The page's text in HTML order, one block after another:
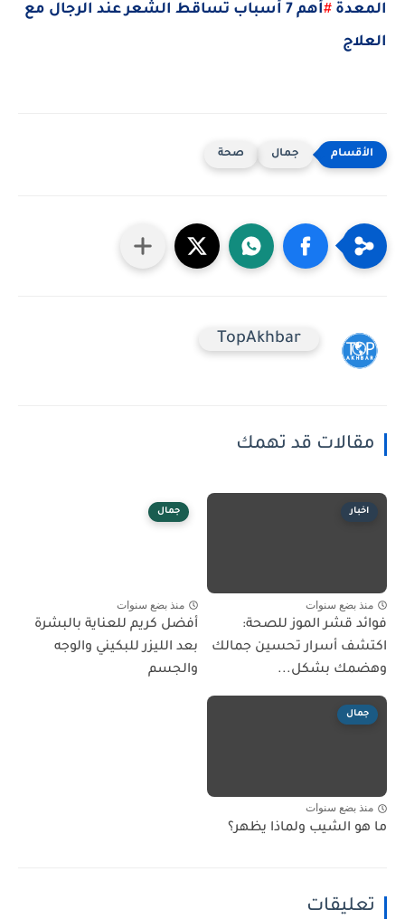
المعدة #
أهم 7 أسباب تساقط الشعر عند الرجال مع
العلاج
جمال صحة
TopAkhbar
مقالات قد تهمك
اخبار
منذ بضع سنوات
فوائد قشر الموز للصحة:
اكتشف أسرار تحسين جمالك
وهضمك بشكل...
جمال
منذ بضع سنوات
أفضل كريم للعناية بالبشرة
بعد الليزر للبكيني والوجه
والجسم
جمال
منذ بضع سنوات
ما هو الشيب ولماذا يظهر؟
تعليقات